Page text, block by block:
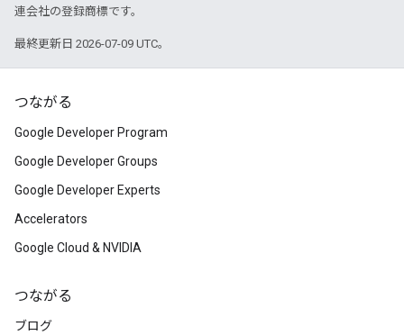
連会社の登録商標です。
最終更新日 2026-07-09 UTC。
つながる
Google Developer Program
Google Developer Groups
Google Developer Experts
Accelerators
Google Cloud & NVIDIA
つながる
ブログ